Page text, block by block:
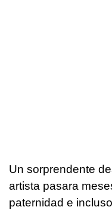
Un sorprendente
artista pasara
paternidad e incluso